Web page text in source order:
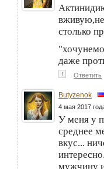
столько
даже
↑ Ответить
Butyzenok
4 мая 2017
У меня у
среднее
вкус...
мужчину